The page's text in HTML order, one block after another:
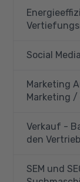
Social
Marketing
Marketing /
Verkauf -
den Vertrieb
SEM und